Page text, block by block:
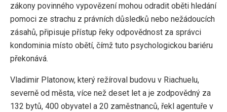
zákony povinného vypovězení mohou odradit oběti hledání
pomoci ze strachu z právních důsledků nebo nežádoucích
zásahů, připisuje přístup řeky odpovědnost za správci
kondominia místo obětí, čímž tuto psychologickou bariéru
překonává.
Vladimir Platonow, který režíroval budovu v Riachuelu,
severně od města, více než deset let a je zodpovědný za
132 bytů, 400 obyvatel a 20 zaměstnanců, řekl agentuře v